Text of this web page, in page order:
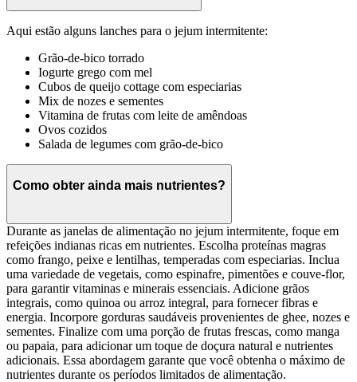
Aqui estão alguns lanches para o jejum intermitente:
Grão-de-bico torrado
Iogurte grego com mel
Cubos de queijo cottage com especiarias
Mix de nozes e sementes
Vitamina de frutas com leite de amêndoas
Ovos cozidos
Salada de legumes com grão-de-bico
Como obter ainda mais nutrientes?
Durante as janelas de alimentação no jejum intermitente, foque em
refeições indianas ricas em nutrientes. Escolha proteínas magras
como frango, peixe e lentilhas, temperadas com especiarias. Inclua
uma variedade de vegetais, como espinafre, pimentões e couve-flor,
para garantir vitaminas e minerais essenciais. Adicione grãos
integrais, como quinoa ou arroz integral, para fornecer fibras e
energia. Incorpore gorduras saudáveis provenientes de ghee, nozes e
sementes. Finalize com uma porção de frutas frescas, como manga
ou papaia, para adicionar um toque de doçura natural e nutrientes
adicionais. Essa abordagem garante que você obtenha o máximo de
nutrientes durante os períodos limitados de alimentação.